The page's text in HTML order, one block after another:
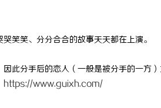
笑、分分合合的故事天天都在上演。
分手后的恋人（一般是被分手的一方
https://www.guixh.com/